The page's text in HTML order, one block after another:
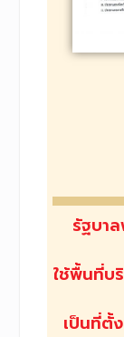
รัฐบา
ใช้พื้นที่บ
เป็นที่ตั้